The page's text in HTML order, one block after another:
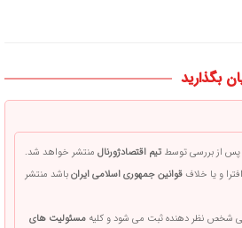
بگذارید
پس از بررسی توسطتیم اقتصادژورنالمنتشر خواهد شد.
و یا خلافقوانین جمهوری اسلامی ایرانباشد منتشر
پی شخص نظر دهنده ثبت می شود و کلیهمسئولیت های